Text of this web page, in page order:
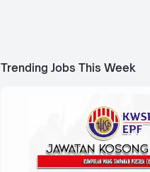
Trending Jobs This Week